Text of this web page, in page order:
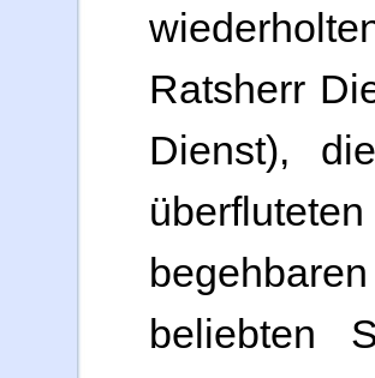
Ratsherr
Dienst),
beliebten